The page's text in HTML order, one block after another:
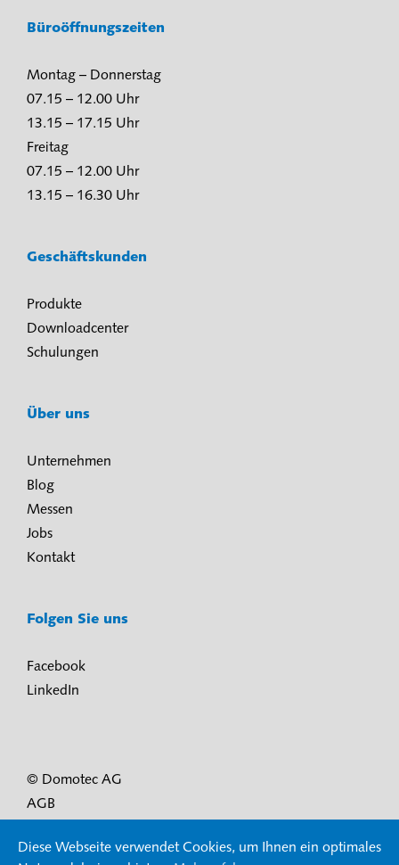
Diese Webseite verwendet Cookies, um Ihnen ein optimales
Büroöffnungszeiten
Montag – Donnerstag
07.15 – 12.00 Uhr
13.15 – 17.15 Uhr
Freitag
07.15 – 12.00 Uhr
13.15 – 16.30 Uhr
Geschäftskunden
Produkte
Downloadcenter
Schulungen
Über uns
Unternehmen
Blog
Messen
Jobs
Kontakt
Folgen Sie uns
Facebook
LinkedIn
© Domotec AG
AGB
Impressum